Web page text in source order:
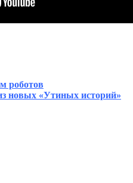
роботов
новых «Утиных историй»